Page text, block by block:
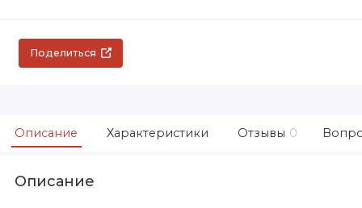
Поделиться
Описание Характеристики Отзывы 0
Описание